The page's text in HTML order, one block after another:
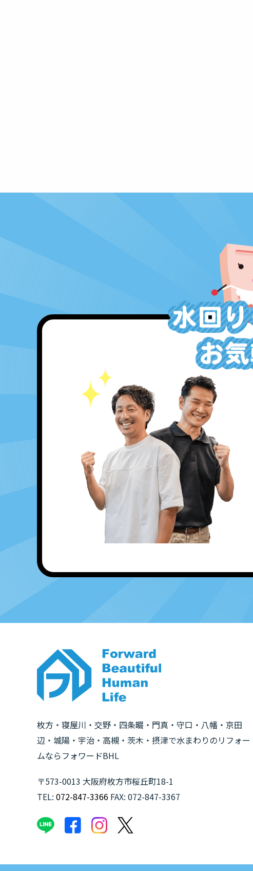
枚方・寝屋川・交野・四条畷・門真・守口・八幡・京田
辺・城陽・宇治・高槻・茨木・摂津で水まわりのリフォー
ムならフォワードBHL
〒573-0013 大阪府枚方市桜丘町18-1
TEL: 072-847-3366 FAX: 072-847-3367